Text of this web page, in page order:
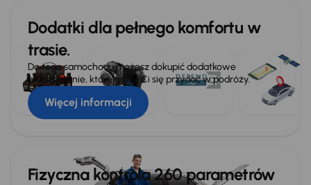
Dodatki dla pełnego komfortu w
trasie.
Do tego samochodu możesz dokupić dodatkowe
wyposażenie, które może Ci się przydać w podróży.
Więcej informacji
Fizyczna kontrola 260 parametrów